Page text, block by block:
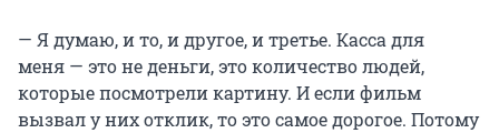
— Я думаю, и то, и другое, и третье. Касса для
меня — это не деньги, это количество людей,
которые посмотрели картину. И если фильм
вызвал у них отклик, то это самое дорогое. Потому